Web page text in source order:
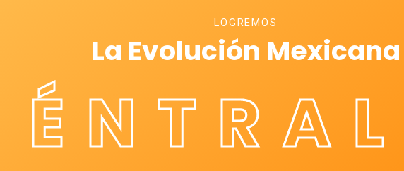
LOGREMOS
La Evolución Mexicana